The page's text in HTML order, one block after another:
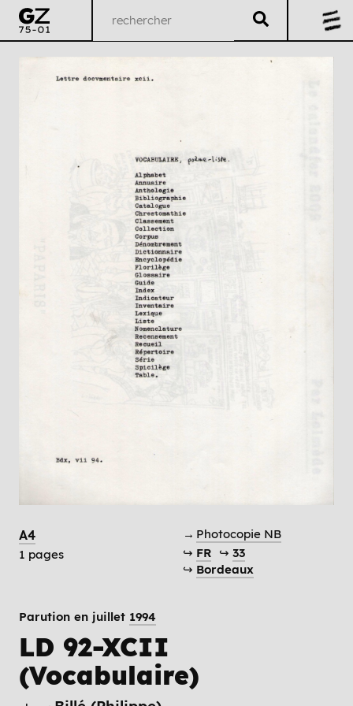
A4
1 pages
→ Photocopie NB
↪ FR ↪ 33
↪ Bordeaux
Parution en juillet 1994
LD 92-XCII
(Vocabulaire)